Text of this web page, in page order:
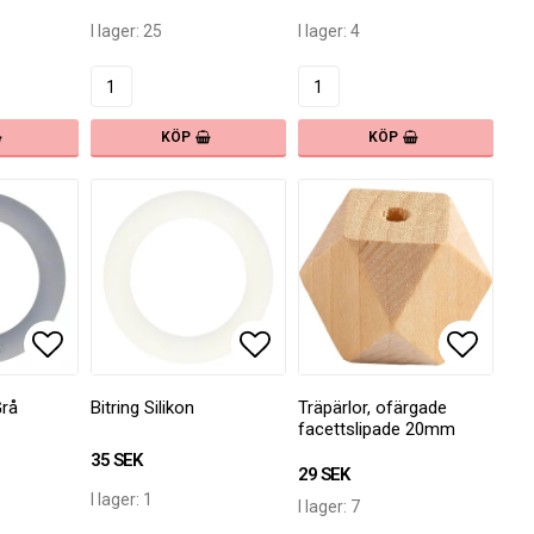
I lager: 25
KÖP
I lager: 4
KÖP
Bitring Silikon
35 SEK
I lager: 1
Träpärlor, ofärgade
facettslipade 20mm
29 SEK
I lager: 7